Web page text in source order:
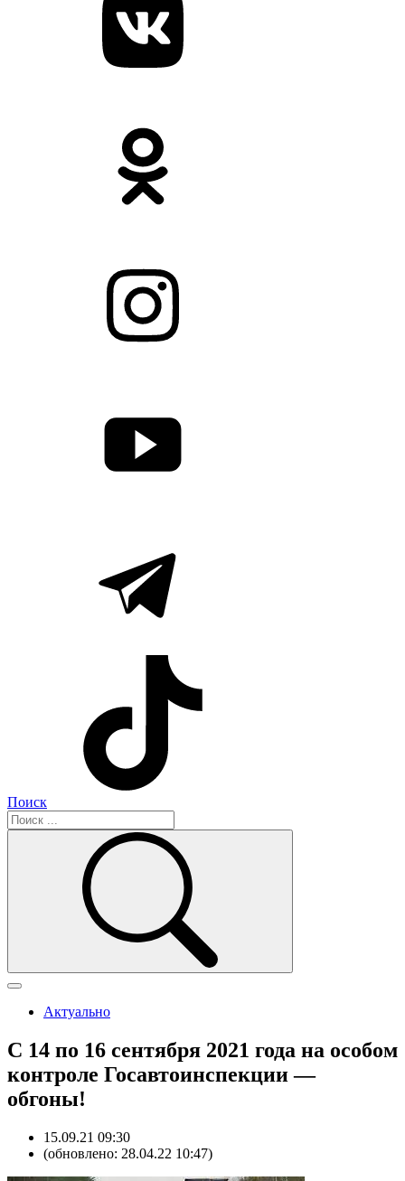
Поиск
Актуально
С 14 по 16 сентября 2021 года на особом
контроле Госавтоинспекции —
обгоны!
15.09.21 09:30
(обновлено: 28.04.22 10:47)